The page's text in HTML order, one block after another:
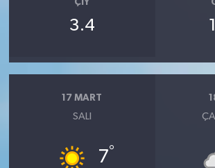
3.4
17 MART
SALI
7°